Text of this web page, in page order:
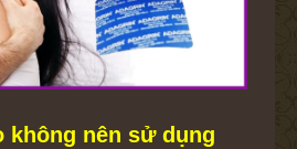
nên sử dụng